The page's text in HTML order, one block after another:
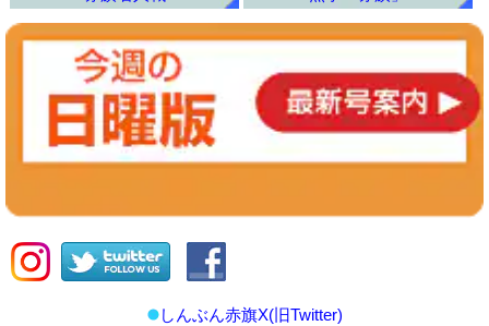
しんぶん赤旗X(旧Twitter)